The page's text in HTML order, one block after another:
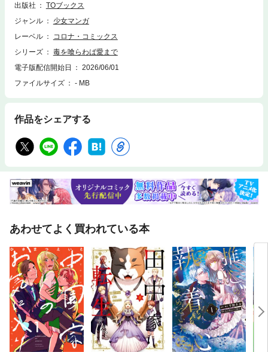
り“毒”のように危険な男・ラルから結婚を申し込まれて…！？
出版社
TOブックス
ジャンル
少女マンガ
レーベル
コロナ・コミックス
シリーズ
毒を喰らわば愛まで
電子版配信開始日
2026/06/01
ファイルサイズ
- MB
作品をシェアする
あわせてよく買われている本